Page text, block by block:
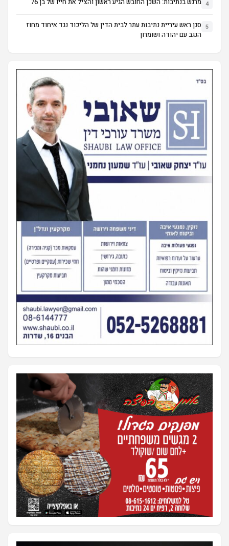
4
5 סגן ראש עיריית נתיבות עתר לבית הדין של הליכוד נגד איחוד מחוז
הנגב עם יהודה ושומרון